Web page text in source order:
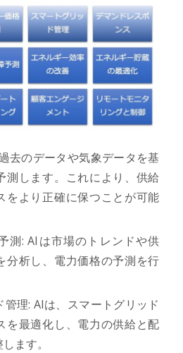
去のデータや気象データを基
測します。これにより、供給
をより正確に保つことが可能
測: AIは市場のトレンドや供
分析し、電力価格の予測を行
管理: AIは、スマートグリッド
を最適化し、電力の供給と配
ます。